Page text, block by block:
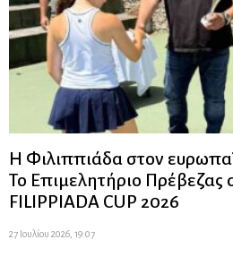
Η Φιλιππιάδα στον
Το Επιμελητήριο Πρέβεζας
FILIPPIADA CUP 2026
27 Ιουλίου 2026, 19:07